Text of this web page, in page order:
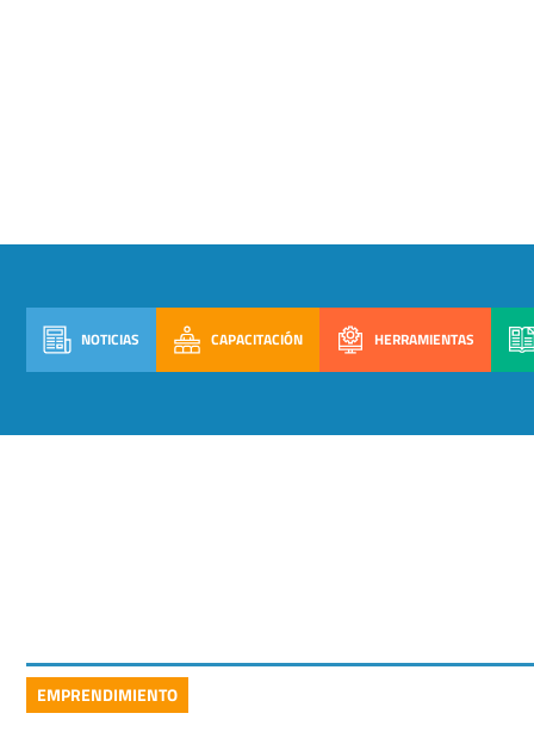
NOTICIAS CAPACITACIÓN HERRAMIENTAS
EMPRENDIMIENTO